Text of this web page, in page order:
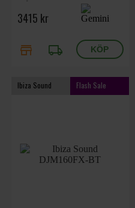
spårinformation finns tillgänglig,
inklusive BPM, Pitch, spårtitel,
3415 kr
store local_shipping
Ibiza Sound Flash Sale